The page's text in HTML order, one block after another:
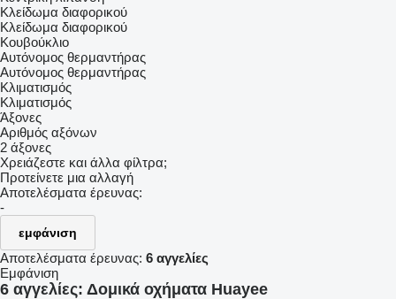
Κλείδωμα διαφορικού
Κλείδωμα διαφορικού
Κουβούκλιο
Αυτόνομος θερμαντήρας
Αυτόνομος θερμαντήρας
Κλιματισμός
Κλιματισμός
Άξονες
Αριθμός αξόνων
2 άξονες
Χρειάζεστε και άλλα φίλτρα;
Προτείνετε μια αλλαγή
Αποτελέσματα έρευνας:
-
εμφάνιση
Αποτελέσματα έρευνας: 6 αγγελίες
Εμφάνιση
6 αγγελίες: Δομικά οχήματα Huayee